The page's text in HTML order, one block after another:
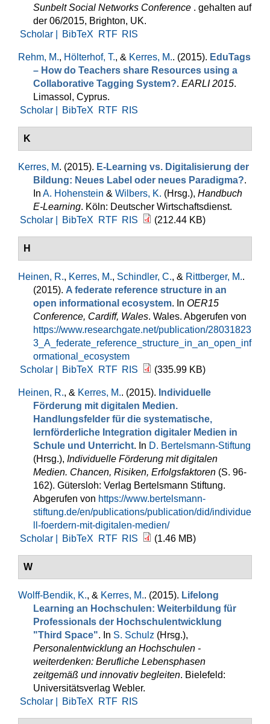
Sunbelt Social Networks Conference . gehalten auf
der 06/2015, Brighton, UK.
Scholar |
BibTeX RTF RIS
Rehm, M., Hölterhof, T., & Kerres, M.. (2015). EduTags
– How do Teachers share Resources using a
Collaborative Tagging System?. EARLI 2015.
Limassol, Cyprus.
Scholar |
BibTeX RTF RIS
K
Kerres, M. (2015). E-Learning vs. Digitalisierung der
Bildung: Neues Label oder neues Paradigma?.
In A. Hohenstein & Wilbers, K. (Hrsg.), Handbuch
E-Learning. Köln: Deutscher Wirtschaftsdienst.
Scholar |
BibTeX RTF RIS (212.44 KB)
H
Heinen, R., Kerres, M., Schindler, C., & Rittberger, M..
(2015). A federate reference structure in an
open informational ecosystem. In OER15
Conference, Cardiff, Wales. Wales. Abgerufen von
https://www.researchgate.net/publication/28031823
3_A_federate_reference_structure_in_an_open_inf
ormational_ecosystem
Scholar |
BibTeX RTF RIS (335.99 KB)
Heinen, R., & Kerres, M.. (2015). Individuelle
Förderung mit digitalen Medien.
Handlungsfelder für die systematische,
lernförderliche Integration digitaler Medien in
Schule und Unterricht. In D. Bertelsmann-Stiftung
(Hrsg.), Individuelle Förderung mit digitalen
Medien. Chancen, Risiken, Erfolgsfaktoren (S. 96-
162). Gütersloh: Verlag Bertelsmann Stiftung.
Abgerufen von https://www.bertelsmann-
stiftung.de/en/publications/publication/did/individue
ll-foerdern-mit-digitalen-medien/
Scholar |
BibTeX RTF RIS (1.46 MB)
W
Wolff-Bendik, K., & Kerres, M.. (2015). Lifelong
Learning an Hochschulen: Weiterbildung für
Professionals der Hochschulentwicklung
"Third Space". In S. Schulz (Hrsg.),
Personalentwicklung an Hochschulen -
weiterdenken: Berufliche Lebensphasen
zeitgemäß und innovativ begleiten. Bielefeld:
Universitätsverlag Webler.
Scholar |
BibTeX RTF RIS